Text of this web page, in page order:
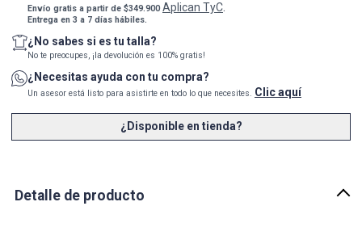
Envío gratis a partir de $349.900Aplican TyC.
Entrega en 3 a 7 días hábiles.
¿No sabes si es tu talla?
No te preocupes, ¡la devolución es 100% gratis!
¿Necesitas ayuda con tu compra?
Un asesor está listo para asistirte en todo lo que necesites. Clic aquí
¿Disponible en tienda?
Detalle de producto